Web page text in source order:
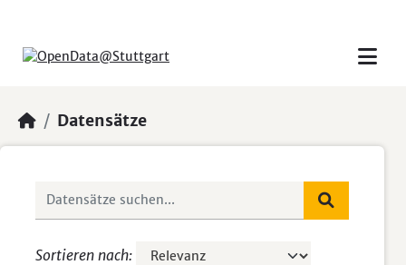
Datensätze
Sortieren nach